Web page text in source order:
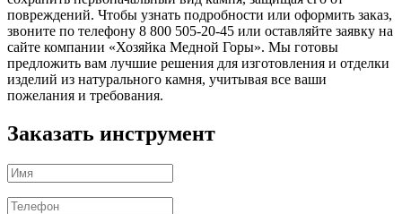
повреждений. Чтобы узнать подробности или оформить заказ,
звоните по телефону 8 800 505-20-45 или оставляйте заявку на
сайте компании «Хозяйка Медной Горы». Мы готовы
предложить вам лучшие решения для изготовления и отделки
изделий из натурального камня, учитывая все ваши
пожелания и требования.
Заказать инструмент